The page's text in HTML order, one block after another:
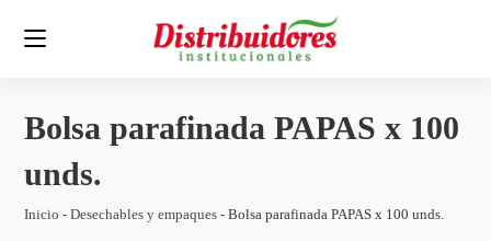
Bolsa parafinada PAPAS x 100
unds.
Inicio -Desechables y empaques -Bolsa parafinada PAPAS x 100 unds.